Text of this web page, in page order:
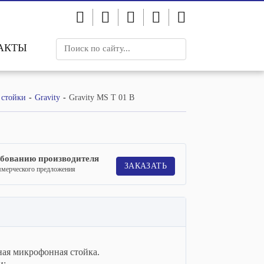
Gravity Gravity MS T 01 B
производителя
предложения ЗАКАЗАТЬ
микрофонная стойка.